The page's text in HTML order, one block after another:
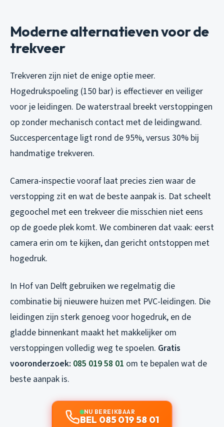
Moderne alternatieven voor de
trekveer
Trekveren zijn niet de enige optie meer.
Hogedrukspoeling (150 bar) is effectiever en veiliger
voor je leidingen. De waterstraal breekt verstoppingen
op zonder mechanisch contact met de leidingwand.
Succespercentage ligt rond de 95%, versus 30% bij
handmatige trekveren.
Camera-inspectie vooraf laat precies zien waar de
verstopping zit en wat de beste aanpak is. Dat scheelt
gegoochel met een trekveer die misschien niet eens
op de goede plek komt. We combineren dat vaak: eerst
camera erin om te kijken, dan gericht ontstoppen met
hogedruk.
In Hof van Delft gebruiken we regelmatig die
combinatie bij nieuwere huizen met PVC-leidingen. Die
leidingen zijn sterk genoeg voor hogedruk, en de
gladde binnenkant maakt het makkelijker om
verstoppingen volledig weg te spoelen. Gratis
vooronderzoek: 085 019 58 01 om te bepalen wat de
beste aanpak is.
NU BEREIKBAAR
BEL 085 019 58 01